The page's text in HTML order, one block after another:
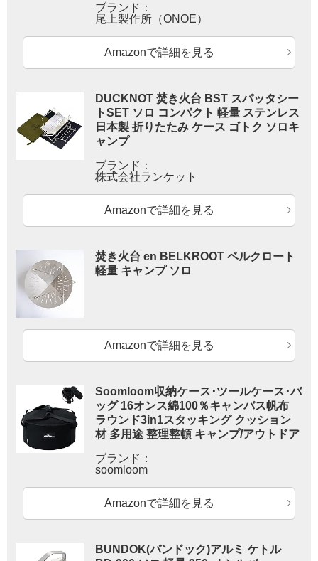
ブランド：
尾上製作所（ONOE）
Amazonで詳細を見る
DUCKNOT 焚き火台 BST スパッタシー
トSET ソロ コンパクト 軽量 ステンレス
日本製 折りたたみ ケース ゴトク ソロキ
ャンプ
ブランド：
株式会社ランケット
Amazonで詳細を見る
焚き火台 en BELKROOT ベルクロート
軽量 キャンプ ソロ
Amazonで詳細を見る
Soomloom収納ケース･ツールケース･バ
ッグ 16オンス綿100％キャンバス帆布
ラウンド3in1スタッキング クッション
材 多用途 整理整頓 キャンプ/アウトドア
ブランド：
soomloom
Amazonで詳細を見る
BUNDOK(バンドック)アルミ ケトル